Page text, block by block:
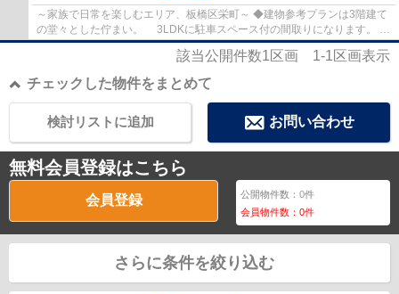
～家族で日常を楽しむエリア、板橋区栄町～ ◆建物参考プランは3階建て
の堂々とした佇まい。 3LDKに駐車スペース付の間取りになります。
これを元に仕様や自分好みのカラーセレク...
該当公開件数1区画 1-1区画表示
チェックした物件をまとめて
お問い合わせ
検討リストに追加
無料会員登録はこちら
会員登録 公開物件数：0件
会員物件数：0件
さらに条件を絞り込む